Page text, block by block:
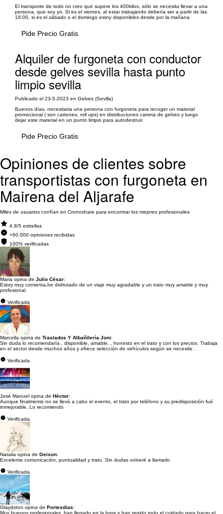
El transporte de todo no creo que supere los 400kilos, sólo se necesita llevar a una
persona, que soy yo. Si es el viernes, al estar trabajando debería ser a partir de las
16:00, si es el sábado o el domingo estoy disponibles desde por la mañana
Pide Precio Gratis
Alquiler de furgoneta con conductor
desde gelves sevilla hasta punto
limpio sevilla
Publicado el 23-5-2023 en Gelves (Sevilla)
Buenos días, necesitaria una persona con furgoneta para recoger un material
promocional ( son cartones, roll ups) en distribuciones carreta de gelves y luego
dejar este material en un punto limpio para autodestruir.
Pide Precio Gratis
Opiniones de clientes sobre
transportistas con furgoneta en
Mairena del Aljarafe
Miles de usuarios confían en Cronoshare para encontrar los mejores profesionales
4.8/5 estrellas
+60.000 opiniones recibidas
100% verificadas
Maria opina de Julio César:
Estoy muy contenta,he disfrutado de un viaje muy agradable y un trato muy amable y muy
profesional.
Verificada
Marcella opina de Traslados Y Albañilería Joni:
Sin duda lo recomendaría , disponible, amable, , honesto en el trato y con los precios. Trabaja
en el sector desde muchos años y ofrece selección de vehículos según se necesite .
Verificada
José Manuel opina de Héctor:
Aunque finalmente no se llevó a cabo el evento, el trato por teléfono y su predisposición fué
inmejorable. Lo recomiendo
Verificada
Natalia opina de Geison:
Excelente comunicación, puntualidad y trato. Sin dudas volveré a llamarlo.
Verificada
Glaydston opina de Portesdias:
Muy buenos profesionales, han llegado en la hora y han tenido todo el cuidado para hacer el